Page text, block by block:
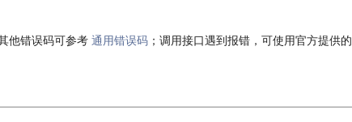
他错误码可参考 通用错误码 ；调用接口遇到报错，可使用官方提供的